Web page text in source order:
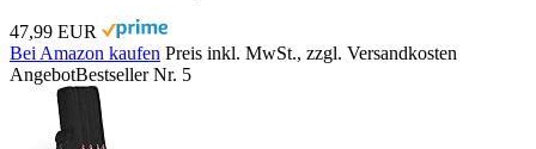
47,99 EUR
Bei Amazon kaufen Preis inkl. MwSt., zzgl. Versandkosten
AngebotBestseller Nr. 5